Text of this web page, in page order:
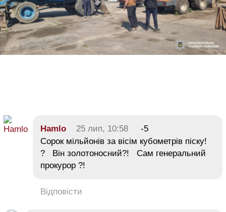
Hamlo 25 лип, 10:58
-5
Сорок мільйонів за вісім кубометрів піску!
? Він золотоносний?! Сам генеральний
прокурор ?!
Відповісти